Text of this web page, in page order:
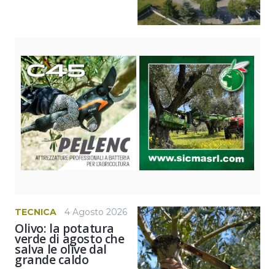
TECNICA 4 Agosto 2026
Olivo: la potatura
verde di agosto che
salva le olive dal
grande caldo